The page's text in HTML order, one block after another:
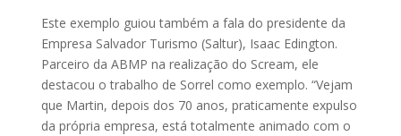
Este exemplo guiou também a fala do presidente da
Empresa Salvador Turismo (Saltur), Isaac Edington.
Parceiro da ABMP na realização do Scream, ele
destacou o trabalho de Sorrel como exemplo. “Vejam
que Martin, depois dos 70 anos, praticamente expulso
da própria empresa, está totalmente animado com o